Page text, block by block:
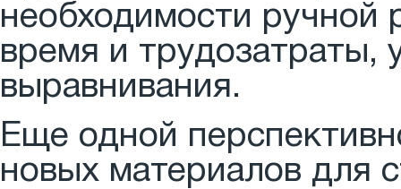
необходимости ручной
время и трудозатраты,
выравнивания.
Еще одной
новых материалов для